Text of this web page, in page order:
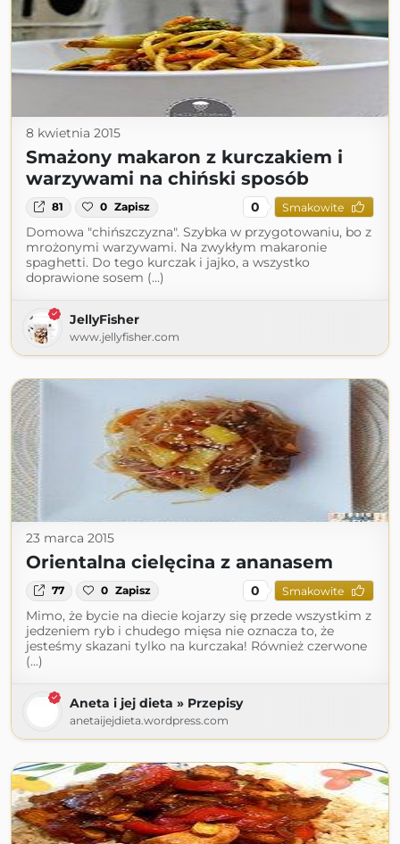
8 kwietnia 2015
Smażony makaron z kurczakiem i
warzywami na chiński sposób
81 0 Zapisz 0 Smakowite
Domowa "chińszczyzna". Szybka w przygotowaniu, bo z
mrożonymi warzywami. Na zwykłym makaronie
spaghetti. Do tego kurczak i jajko, a wszystko
doprawione sosem (...)
JellyFisher
www.jellyfisher.com
23 marca 2015
Orientalna cielęcina z ananasem
77 0 Zapisz 0 Smakowite
Mimo, że bycie na diecie kojarzy się przede wszystkim z
jedzeniem ryb i chudego mięsa nie oznacza to, że
jesteśmy skazani tylko na kurczaka! Również czerwone
(...)
Aneta i jej dieta » Przepisy
anetaijejdieta.wordpress.com